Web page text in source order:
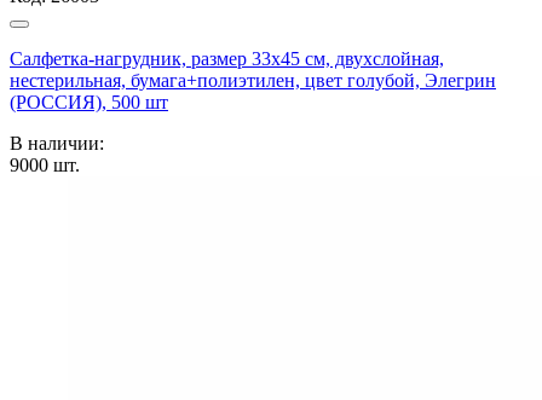
Салфетка-нагрудник, размер 33х45 см, двухслойная,
нестерильная, бумага+полиэтилен, цвет голубой, Элегрин
(РОССИЯ), 500 шт
В наличии:
9000 шт.